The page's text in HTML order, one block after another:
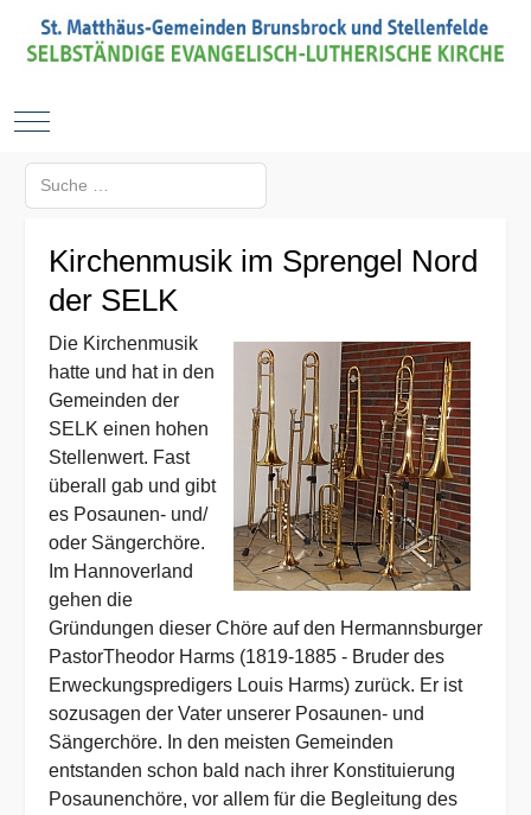
Mobile Menu Toggle
Kirchenmusik im Sprengel Nord
der SELK
Die Kirchenmusik
hatte und hat in den
Gemeinden der
SELK einen hohen
Stellenwert. Fast
überall gab und gibt
es Posaunen- und/
oder Sängerchöre.
Im Hannoverland
gehen die
Gründungen dieser Chöre auf den Hermannsburger
PastorTheodor Harms (1819-1885 - Bruder des
Erweckungspredigers Louis Harms) zurück. Er ist
sozusagen der Vater unserer Posaunen- und
Sängerchöre. In den meisten Gemeinden
entstanden schon bald nach ihrer Konstituierung
Posaunenchöre, vor allem für die Begleitung des